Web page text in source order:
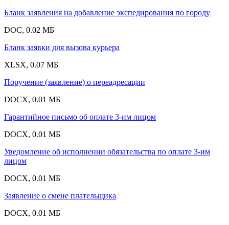
Бланк заявления на добавление экспедирования по городу
DOC, 0.02 МБ
Бланк заявки для вызова курьера
XLSX, 0.07 МБ
Поручение (заявление) о переадресации
DOCX, 0.01 МБ
Гарантийное письмо об оплате 3-им лицом
DOCX, 0.01 МБ
Уведомление об исполнении обязательства по оплате 3-им
лицом
DOCX, 0.01 МБ
Заявление о смене плательщика
DOCX, 0.01 МБ